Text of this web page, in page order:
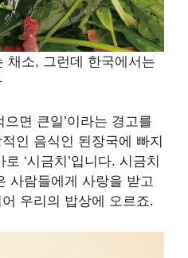
채소, 그런데 한국에서는
면 큰일’이라는 경고를
인 음식인 된장국에 빠지
‘시금치’입니다. 시금치
사람들에게 사랑을 받고
우리의 밥상에 오르죠.